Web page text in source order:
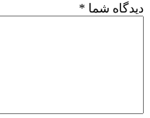
دیدگاه شما *